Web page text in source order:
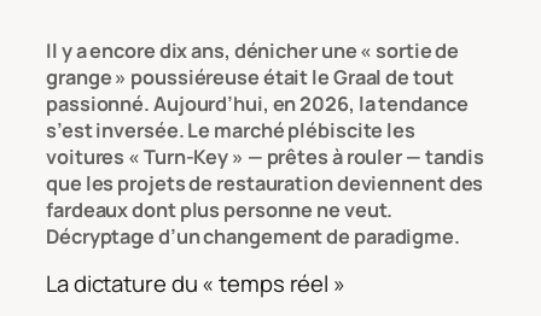
Il y a encore dix ans, dénicher une « sortie de
grange » poussiéreuse était le Graal de tout
passionné. Aujourd’hui, en 2026, la tendance
s’est inversée. Le marché plébiscite les
voitures « Turn-Key » — prêtes à rouler — tandis
que les projets de restauration deviennent des
fardeaux dont plus personne ne veut.
Décryptage d’un changement de paradigme.
La dictature du « temps réel »